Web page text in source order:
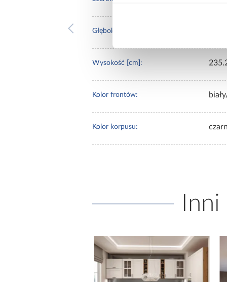
Głębokość [cm]:
Wysokość [cm]:
Kolor frontów:
Kolor korpusu: